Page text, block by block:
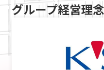
グループ経営理念